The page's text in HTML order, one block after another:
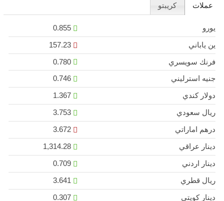
عملات كريبتو
يورو
0.855
ين ياباني
157.23
فرنك سويسري
0.780
جنيه استرليني
0.746
دولار كندي
1.367
ريال سعودي
3.753
درهم اماراتي
3.672
دينار عراقي
1,314.28
دينار اردني
0.709
ريال قطري
دينار كويتي
0.307